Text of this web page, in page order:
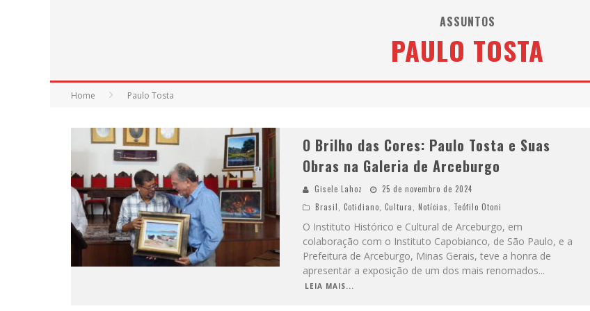
E
XPOSIÇÃO “HABITANTE – REGISTROS DE UM BOLINHO PELA CIDADE”, DE RAQUEL BOLINHO, OCUPA A PQNA GALERIA PEDRO MORALEIDA, NO PALÁCIO DAS ARTES
ASSUNTOS
PAULO TOSTA
Home Paulo Tosta
O Brilho das Cores: Paulo Tosta e Suas
Obras na Galeria de Arceburgo
Gisele Lahoz
25 de novembro de 2024
Brasil
Cotidiano Cultura Notícias Teófilo Otoni
O Instituto Histórico e Cultural de Arceburgo, em
colaboração com o Instituto Capobianco, de São Paulo, e a
Prefeitura de Arceburgo, Minas Gerais, teve a honra de
apresentar a exposição de um dos mais renomados...
LEIA MAIS...